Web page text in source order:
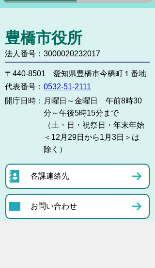
豊橋市役所
法人番号：3000020232017
〒440-8501 愛知県豊橋市今橋町１番地
代表番号： 0532-51-2111
開庁日時： 月曜日～金曜日 午前8時30
分～午後5時15分まで
（土・日・祝祭日・年末年始
＜12月29日から1月3日＞は
除く）
各課連絡先
お問い合わせ